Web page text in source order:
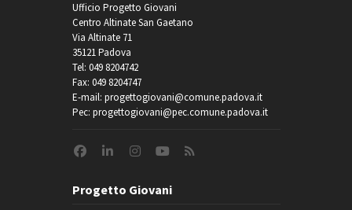
Ufficio Progetto Giovani
Centro Altinate San Gaetano
Via Altinate 71
35121 Padova
Tel: 049 8204742
Fax: 049 8204747
E-mail: progettogiovani@comune.padova.it
Pec: progettogiovani@pec.comune.padova.it
Progetto Giovani